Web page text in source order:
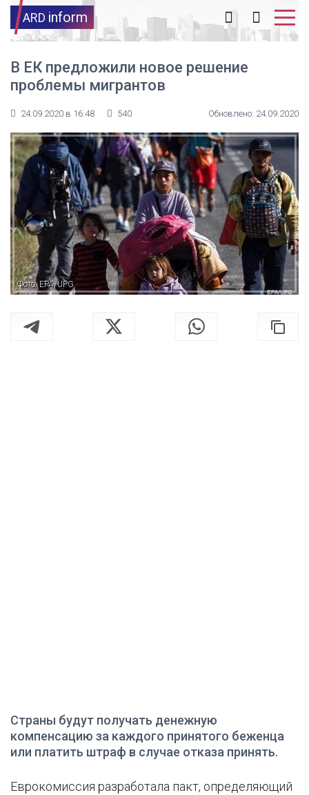
ARD inform
В ЕК предложили новое решение
проблемы мигрантов
24.09.2020 в 16:48 540 Обновлено: 24.09.2020
Фото: EPA/UPG
Страны будут получать денежную
компенсацию за каждого принятого беженца
или платить штраф в случае отказа принять.
Еврокомиссия разработала пакт, определяющий